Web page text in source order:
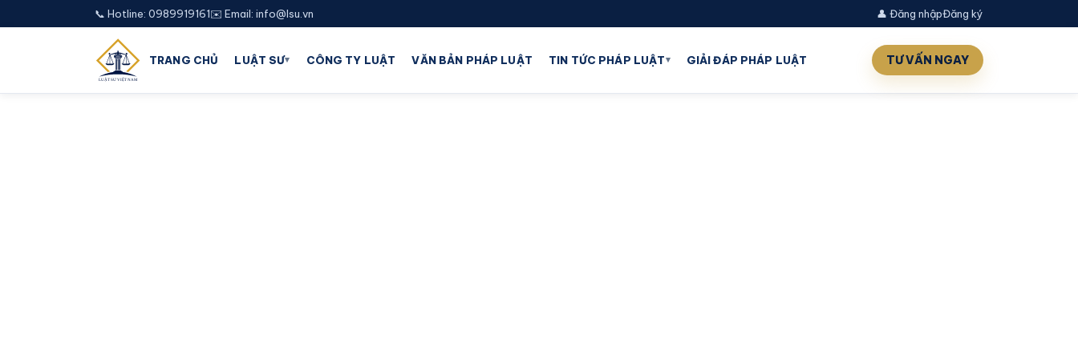
📞 Hotline: 0989919161✉️ Email: info@lsu.vn 👤 Đăng nhậpĐăng ký
TRANG CHỦ LUẬT SƯ▾ CÔNG TY LUẬT VĂN BẢN PHÁP LUẬT TIN TỨC PHÁP LUẬT▾ GIẢI ĐÁP PHÁP LUẬT TƯ VẤN NGAY